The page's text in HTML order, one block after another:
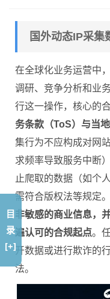
国外动态IP采集
在全球化业务运营中
调研、竞争分析和业
行这一操作，核心的
务条款（ToS）与当
集行为不应构成对网
求频率导致服务中断
止爬取的数据（如个
需符合版权法等规定
非敏感的商业信息，
遍认可的合规起点。
开数据或进行欺诈的
法。
目
录
[+]